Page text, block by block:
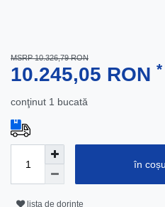
MSRP 10.326,79 RON
10.245,05 RON *
conţinut 1 bucată
în
lista de dorințe